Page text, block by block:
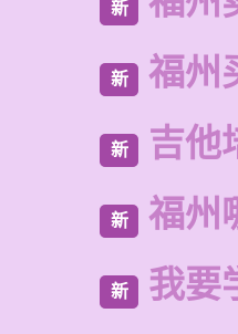
新
新 福州
新 吉他
新 福州
新 我要